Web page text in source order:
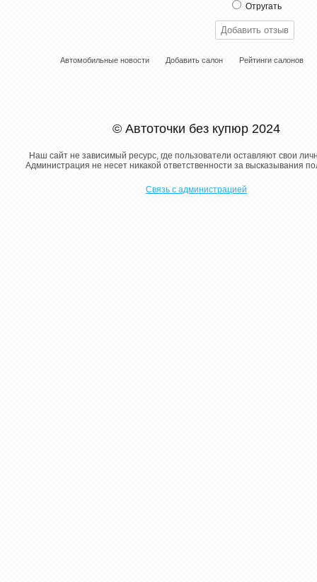
Отругать
Автомобильные новости Добавить салон Рейтинги салонов
© Автоточки без купюр 2024
Наш сайт не зависимый ресурс, где пользователи оставляют свои
Администрация не несет никакой ответственности за высказывания
Связь с администрацией